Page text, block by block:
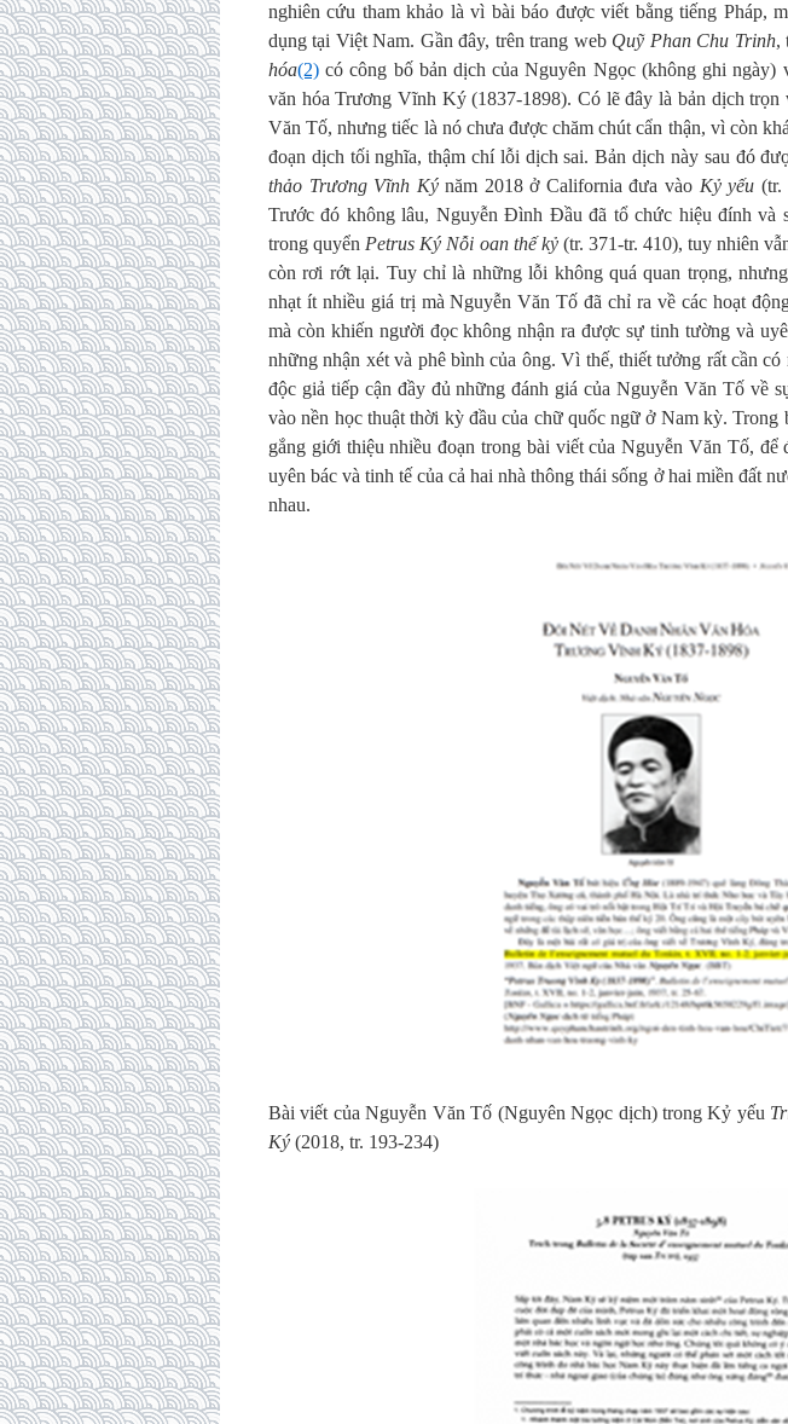
nghiên cứu tham khảo là vì bài báo được viết bằng tiếng Pháp,
dụng tại Việt Nam. Gần đây, trên trang web Quỹ Phan Chu Trinh,
hóa(2) có công bố bản dịch của Nguyên Ngọc (không ghi ngày)
văn hóa Trương Vĩnh Ký (1837-1898). Có lẽ đây là bản dịch trọn
Văn Tố, nhưng tiếc là nó chưa được chăm chút cẩn thận, vì còn
đoạn dịch tối nghĩa, thậm chí lỗi dịch sai. Bản dịch này sau đó
thảo Trương Vĩnh Kýnăm 2018 ở California đưa vào Kỷ yếu (tr.
Trước đó không lâu, Nguyễn Đình Đầu đã tổ chức hiệu đính và
trong quyển Petrus Ký Nỗi oan thế kỷ(tr. 371-tr. 410), tuy nhiên
còn rơi rớt lại. Tuy chỉ là những lỗi không quá quan trọng,
nhạt ít nhiều giá trị mà Nguyễn Văn Tố đã chỉ ra về các hoạt
mà còn khiến người đọc không nhận ra được sự tinh tường và
những nhận xét và phê bình của ông. Vì thế, thiết tưởng rất cần
độc giả tiếp cận đầy đủ những đánh giá của Nguyễn Văn Tố về
vào nền học thuật thời kỳ đầu của chữ quốc ngữ ở Nam kỳ. Trong
gắng giới thiệu nhiều đoạn trong bài viết của Nguyễn Văn Tố, để
uyên bác và tinh tế của cả hai nhà thông thái sống ở hai miền đất
nhau.
Bài viết của Nguyễn Văn Tố (Nguyên Ngọc dịch) trong Kỷ yếu
Ký (2018, tr. 193-234)